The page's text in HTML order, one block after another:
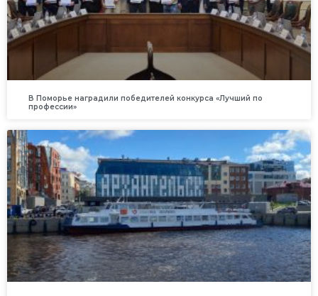
В Поморье наградили победителей конкурса «Лучший по
профессии»